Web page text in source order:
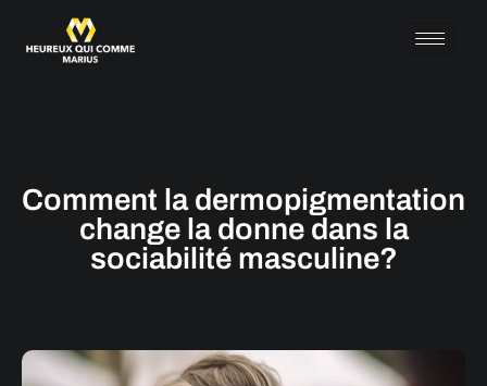
Comment la dermopigmentation
change la donne dans la
sociabilité masculine?